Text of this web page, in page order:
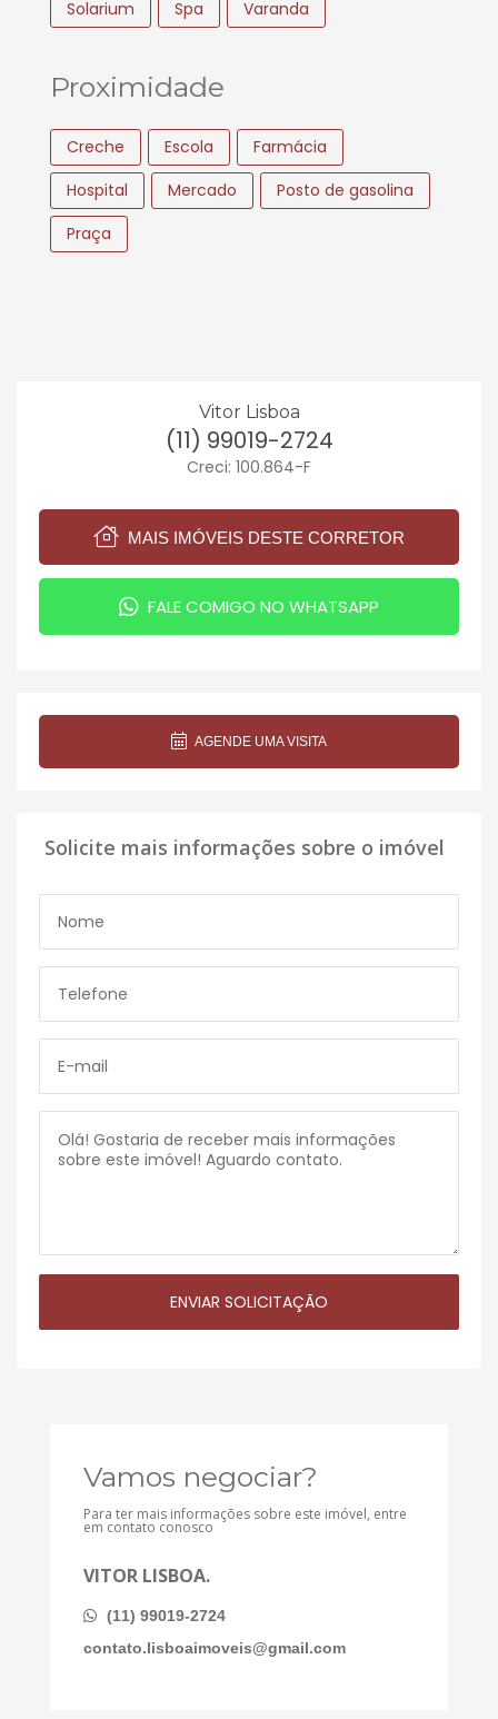
Solarium Spa Varanda
Proximidade
Creche Escola
Farmácia
Hospital
Mercado
Posto de gasolina
Praça
Vitor Lisboa
(11) 99019-2724
Creci: 100.864-F
MAIS IMÓVEIS DESTE CORRETOR
FALE COMIGO NO WHATSAPP
AGENDE UMA VISITA
Solicite mais informações sobre o imóvel
Vamos negociar?
Para ter mais informações sobre este imóvel, entre
em contato conosco
VITOR LISBOA.
(11) 99019-2724
contato.lisboaimoveis@gmail.com